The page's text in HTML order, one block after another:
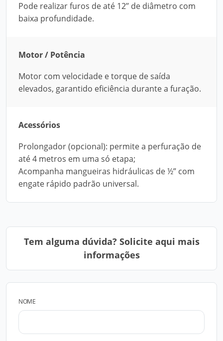
Pode realizar furos de até 12’’ de diâmetro com
baixa profundidade.
Motor / Potência
Motor com velocidade e torque de saída
elevados, garantido eficiência durante a furação.
Acessórios
Prolongador (opcional): permite a perfuração de
até 4 metros em uma só etapa;
Acompanha mangueiras hidráulicas de ½” com
engate rápido padrão universal.
Tem alguma dúvida? Solicite aqui mais
informações
NOME